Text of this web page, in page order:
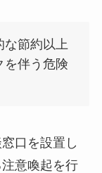
な節約以上
を伴う危険
口を設置し
意喚起を行